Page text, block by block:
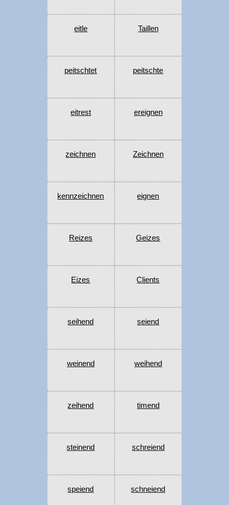
eitle Taillen
peitschtet peitschte
eitrest ereignen
zeichnen Zeichnen
kennzeichnen eignen
Reizes Geizes
Eizes Clients
seihend seiend
weinend weihend
zeihend timend
steinend schreiend
speiend schneiend